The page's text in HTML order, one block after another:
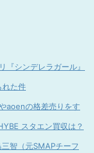
『シンデレラガール』
れた件
aoenの格差売りをす
スタエン買収は？
智（元SMAPチーフ